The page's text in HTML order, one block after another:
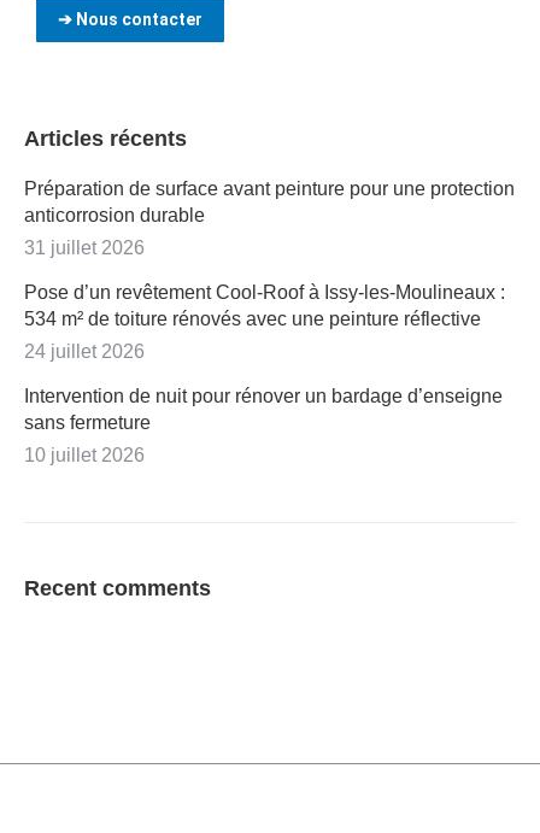
➔ Nous contacter
Articles récents
Préparation de surface avant peinture pour une protection
anticorrosion durable
31 juillet 2026
Pose d’un revêtement Cool-Roof à Issy-les-Moulineaux :
534 m² de toiture rénovés avec une peinture réflective
24 juillet 2026
Intervention de nuit pour rénover un bardage d’enseigne
sans fermeture
10 juillet 2026
Recent comments